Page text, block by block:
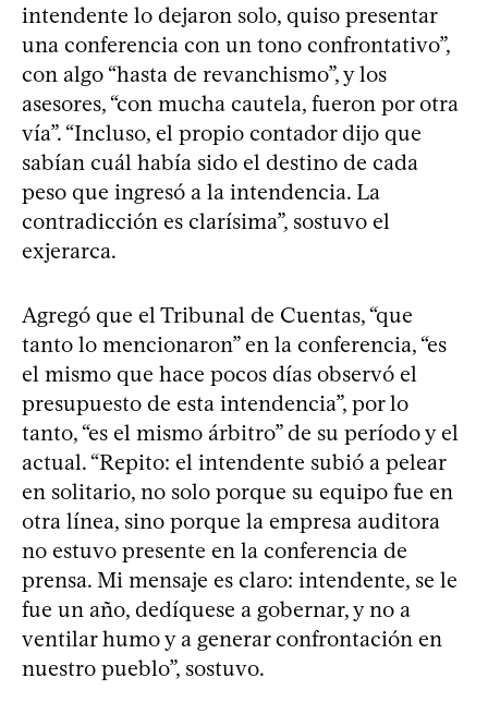
intendente lo dejaron solo, quiso presentar
una conferencia con un tono confrontativo”,
con algo “hasta de revanchismo”, y los
asesores, “con mucha cautela, fueron por otra
vía”. “Incluso, el propio contador dijo que
sabían cuál había sido el destino de cada
peso que ingresó a la intendencia. La
contradicción es clarísima”, sostuvo el
exjerarca.
Agregó que el Tribunal de Cuentas, “que
tanto lo mencionaron” en la conferencia, “es
el mismo que hace pocos días observó el
presupuesto de esta intendencia”, por lo
tanto, “es el mismo árbitro” de su período y el
actual. “Repito: el intendente subió a pelear
en solitario, no solo porque su equipo fue en
otra línea, sino porque la empresa auditora
no estuvo presente en la conferencia de
prensa. Mi mensaje es claro: intendente, se le
fue un año, dedíquese a gobernar, y no a
ventilar humo y a generar confrontación en
nuestro pueblo”, sostuvo.